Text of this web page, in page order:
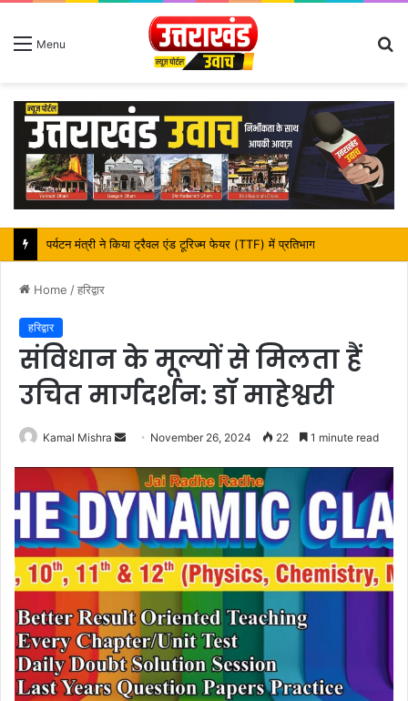
Menu
महापौर शंभू पासवान के जन्मदिवस पर क्षेत्र में विकास की सौगात
Home /हरिद्वार
हरिद्वार
संविधान के मूल्यों से मिलता हैं
उचित मार्गदर्शन: डॉ माहेश्वरी
Kamal Mishra
Send
email
November 26, 2024 22 1 minute read